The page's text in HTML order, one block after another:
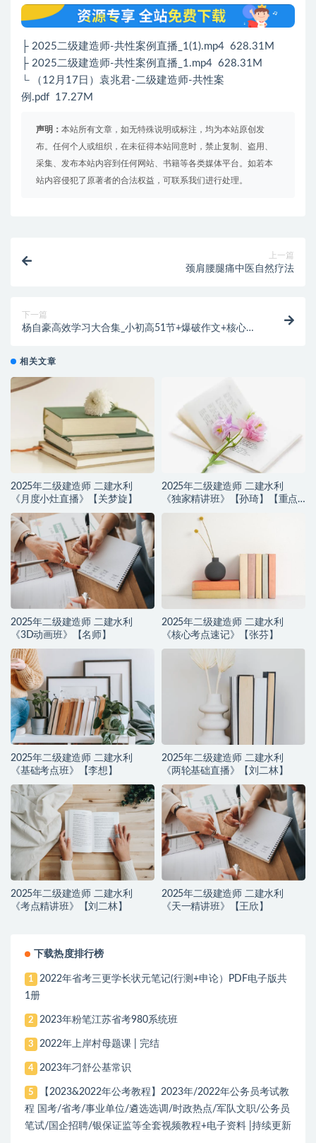
├ 2025二级建造师-共性案例直播_1(1).mp4 628.31M
├ 2025二级建造师-共性案例直播_1.mp4 628.31M
└ （12月17日）袁兆君-二级建造师-共性案
例.pdf 17.27M
声明： 本站所有文章，如无特殊说明或标注，均为本站原创发
布。任何个人或组织，在未征得本站同意时，禁止复制、盗用、
采集、发布本站内容到任何网站、书籍等各类媒体平台。如若本
站内容侵犯了原著者的合法权益，可联系我们进行处理。
上一篇
颈肩腰腿痛中医自然疗法
下一篇
杨自豪高效学习大合集_小初高51节+爆破作文+核心学
相关文章
2025年二级建造师 二建水利
《月度小灶直播》【关梦旋】
2025年二级建造师 二建水利
《独家精讲班》【孙琦】【重点
2025年二级建造师 二建水利
《3D动画班》【名师】
2025年二级建造师 二建水利
《核心考点速记》【张芬】
2025年二级建造师 二建水利
《基础考点班》【李想】
2025年二级建造师 二建水利
《两轮基础直播》【刘二林】
2025年二级建造师 二建水利
《考点精讲班》【刘二林】
2025年二级建造师 二建水利
《天一精讲班》【王欣】
下载热度排行榜
1
2022年省考三更学长状元笔记(行测+申论）PDF电子版共
1册
2 2023年粉笔江苏省考980系统班
3 2022年上岸村母题课 | 完结
4 2023年刁舒公基常识
5
【2023&2022年公考教程】2023年/2022年公务员考试教
程 国考/省考/事业单位/遴选选调/时政热点/军队文职/公务员
笔试/国企招聘/银保证监等全套视频教程+电子资料 |持续更新